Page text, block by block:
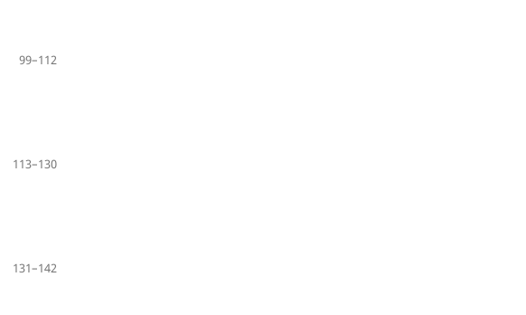
99–112
113–130
131–142